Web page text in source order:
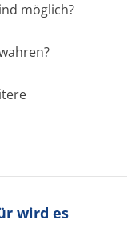
möglich?
wird es